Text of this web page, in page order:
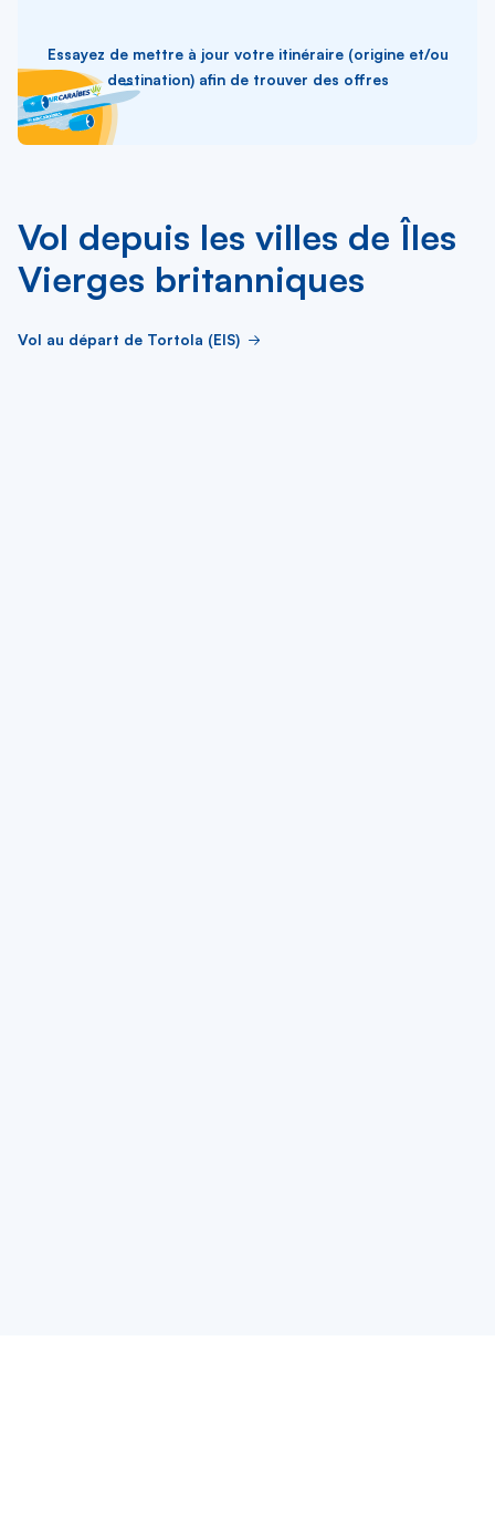
Essayez de mettre à jour votre itinéraire (origine et/ou
destination) afin de trouver des offres
Vol depuis les villes de Îles
Vierges britanniques
Vol au départ de Tortola (EIS)